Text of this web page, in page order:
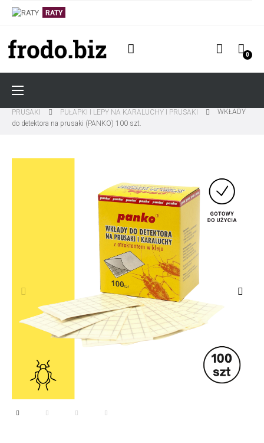
RATY
0
Toggle
☰
PRUSAKI
PUŁAPKI I LEPY NA KARALUCHY I PRUSAKI
WKŁADY
do detektora na prusaki (PANKO) 100 szt.